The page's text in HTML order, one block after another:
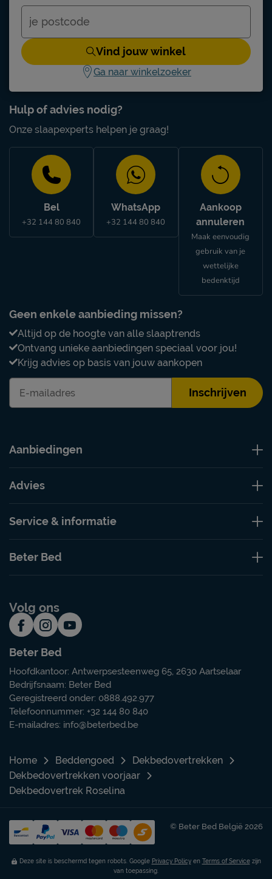
Hulp of advies nodig?
Onze slaapexperts helpen je graag!
Bel
+32 144 80 840
WhatsApp
+32 144 80 840
Aankoop
annuleren
Maak eenvoudig
gebruik van je
wettelijke
bedenktijd
Geen enkele aanbieding missen?
Altijd op de hoogte van alle slaaptrends
Ontvang unieke aanbiedingen speciaal voor jou!
Krijg advies op basis van jouw aankopen
Inschrijven
Vind jouw winkel
Ga naar winkelzoeker
Aanbiedingen
Advies
Service & informatie
Beter Bed
Volg ons
Beter Bed
Hoofdkantoor: Antwerpsesteenweg 65, 2630 Aartselaar
Bedrijfsnaam: Beter Bed
Geregistreerd onder: 0888.492.977
Telefoonnummer: +32 144 80 840
E-mailadres: info@beterbed.be
Home Beddengoed
Dekbedovertrekken
Dekbedovertrekken voorjaar
Dekbedovertrek Roselina
© Beter Bed België 2026
Deze site is beschermd tegen robots. Google Privacy Policyen Terms of Servicezijn
van toepassing.